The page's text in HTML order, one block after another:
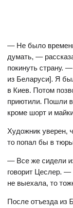
— Не было
думать, —
покинуть страну.
из Беларуси]. Я
в Киев. Потом
приютили. Пошли в
кроме шорт и
Художник уверен,
то попал бы в
— Все же сидели
говорит Цеслер.
не выехала, то
После отъезда из